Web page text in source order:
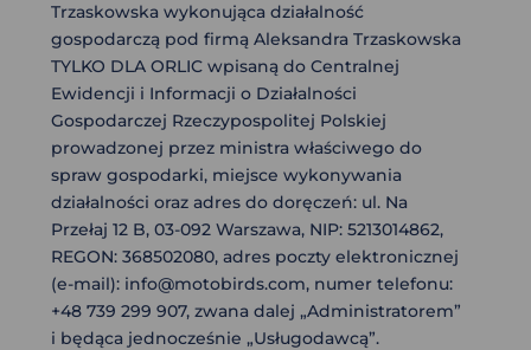
Trzaskowska wykonująca działalność
gospodarczą pod firmą Aleksandra Trzaskowska
TYLKO DLA ORLIC wpisaną do Centralnej
Ewidencji i Informacji o Działalności
Gospodarczej Rzeczypospolitej Polskiej
prowadzonej przez ministra właściwego do
spraw gospodarki, miejsce wykonywania
działalności oraz adres do doręczeń: ul. Na
Przełaj 12 B, 03-092 Warszawa, NIP: 5213014862,
REGON: 368502080, adres poczty elektronicznej
(e-mail): info@motobirds.com, numer telefonu:
+48 739 299 907, zwana dalej „Administratorem”
i będąca jednocześnie „Usługodawcą”.